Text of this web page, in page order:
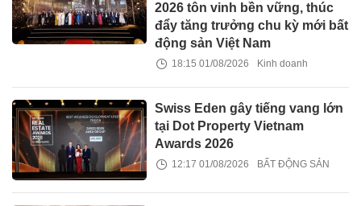
2026 tôn vinh bền vững, thúc
đẩy tăng trưởng chu kỳ mới bất
động sản Việt Nam
18:15 01/08/2026 Kinh doanh
Swiss Eden gây tiếng vang lớn
tại Dot Property Vietnam
Awards 2026
12:17 01/08/2026 BẤT ĐỘNG SẢN